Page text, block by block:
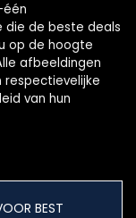
die de beste deals
op de hoogte
afbeeldingen
respectievelijke
van hun
BEST